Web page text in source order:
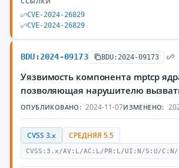
CVE-2024-26829
CVE-2024-26829
BDU:2024-09173 BDU:2024-09173
Уязвимость компонента mptcp
позволяющая нарушителю
ОПУБЛИКОВАНО: 2024-11-07ИЗМЕНЕНО:
CVSS 3.x СРЕДНЯЯ 5.5
CVSS:3.x/AV:L/AC:L/PR:L/UI:N/S:U/